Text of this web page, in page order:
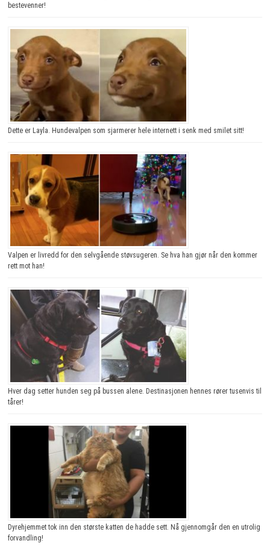
bestevenner!
Dette er Layla. Hundevalpen som sjarmerer hele internett i senk med smilet sitt!
Valpen er livredd for den selvgående støvsugeren. Se hva han gjør når den kommer
rett mot han!
Hver dag setter hunden seg på bussen alene. Destinasjonen hennes rører tusenvis til
tårer!
Dyrehjemmet tok inn den største katten de hadde sett. Nå gjennomgår den en utrolig
forvandling!